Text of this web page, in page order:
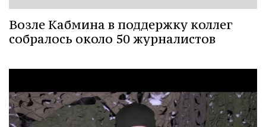
Возле Кабмина в поддержку коллег
собралось около 50 журналистов